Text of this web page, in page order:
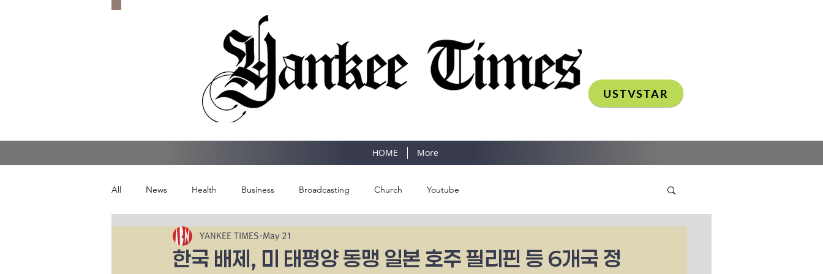
USTVSTAR
HOME More
All News Health Business Broadcasting Church Youtube
한국 배제, 미 태평양 동맹 일본 호주 필리핀 등 6개국 정
YANKEE TIMES May 21